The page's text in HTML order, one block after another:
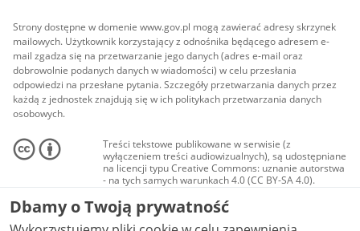
Strony dostępne w domenie www.gov.pl mogą zawierać adresy skrzynek
mailowych. Użytkownik korzystający z odnośnika będącego adresem e-
mail zgadza się na przetwarzanie jego danych (adres e-mail oraz
dobrowolnie podanych danych w wiadomości) w celu przesłania
odpowiedzi na przesłane pytania. Szczegóły przetwarzania danych przez
każdą z jednostek znajdują się w ich politykach przetwarzania danych
osobowych.
Treści tekstowe publikowane w serwisie (z
wyłączeniem treści audiowizualnych), są udostępniane
na licencji typu Creative Commons: uznanie autorstwa
- na tych samych warunkach 4.0 (CC BY-SA 4.0).
Materiały audiowizualne, w tym zdjęcia, materiały
audio i wideo, są udostępniane na licencji typu
Creative Commons: uznanie autorstwa użycie
niekomercyjne - bez utworów zależnych 4.0 (CC BY-
Dbamy o Twoją prywatność